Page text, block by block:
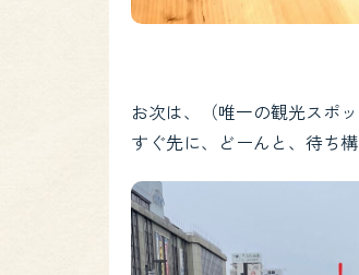
お次は、（唯一の観光スポ
すぐ先に、どーんと、待ち